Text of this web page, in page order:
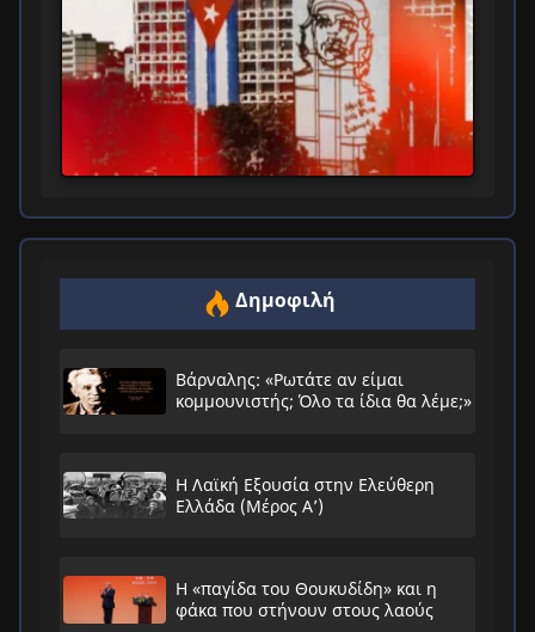
Δημοφιλή
Βάρναλης: «Ρωτάτε αν είμαι
κομμουνιστής; Όλο τα ίδια θα λέμε;»
Η Λαϊκή Εξουσία στην Ελεύθερη
Ελλάδα (Μέρος Α’)
Η «παγίδα του Θουκυδίδη» και η
φάκα που στήνουν στους λαούς